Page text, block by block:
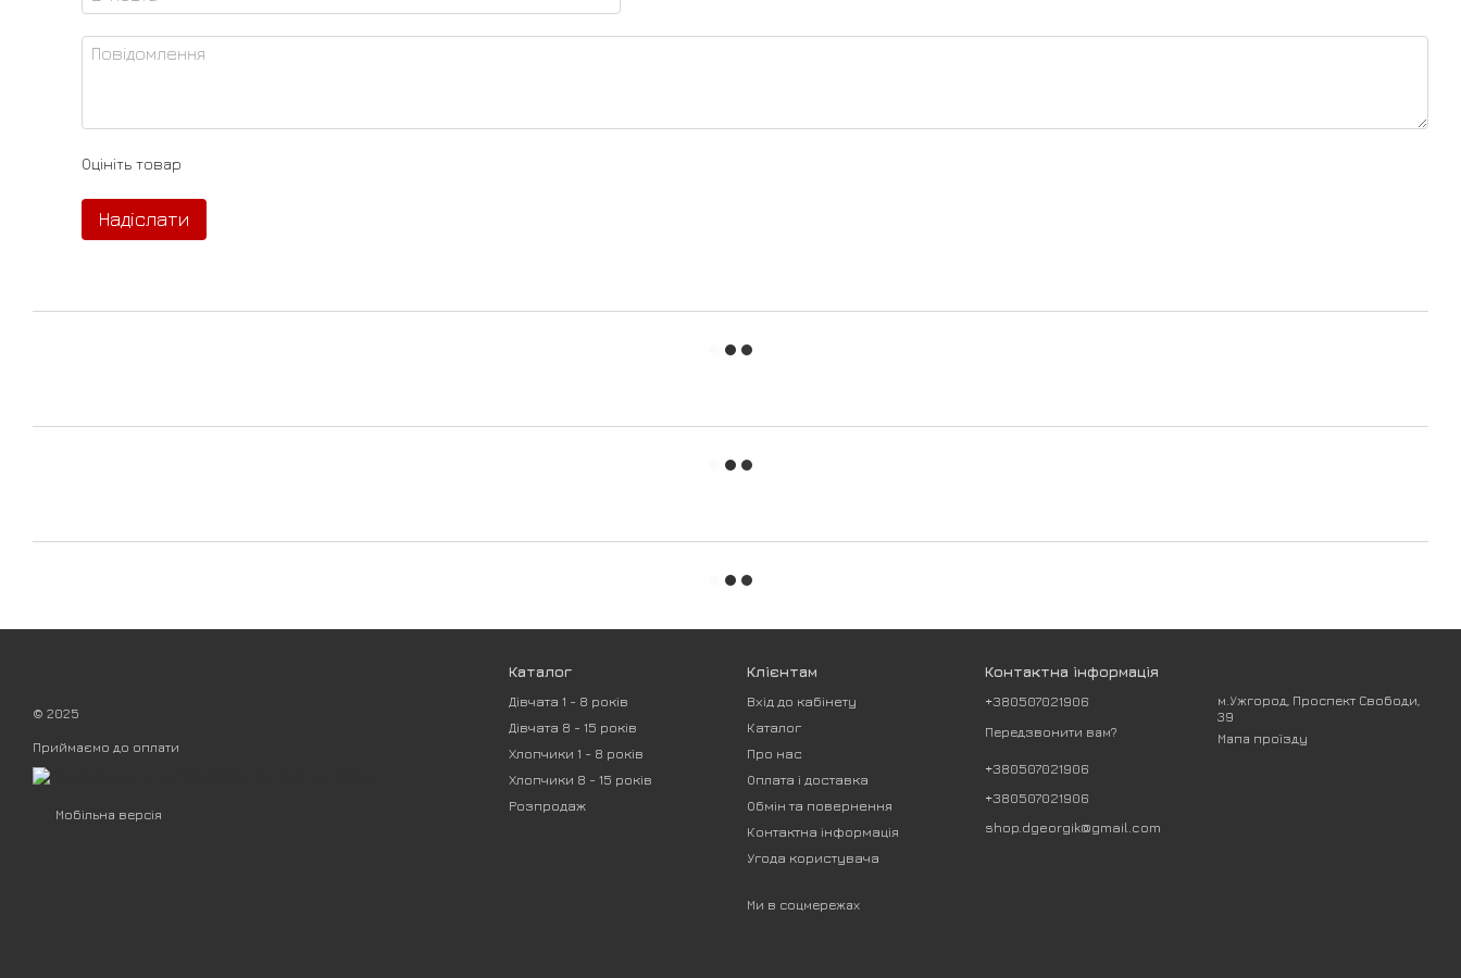
Оцініть товар
Надіслати
© 2025
Приймаємо до оплати
Мобільна версія
Каталог
Дівчата 1 - 8 років
Дівчата 8 - 15 років
Хлопчики 1 - 8 років
Хлопчики 8 - 15 років
Розпродаж
Клієнтам
Вхід до кабінету
Каталог
Про нас
Оплата і доставка
Обмін та повернення
Контактна інформація
Угода користувача
Ми в соцмережах
Контактна інформація
+380507021906
Передзвонити вам?
+380507021906
+380507021906
shop.dgeorgik@gmail.com
м.Ужгород, Проспект Свободи,
39
Мапа проїзду